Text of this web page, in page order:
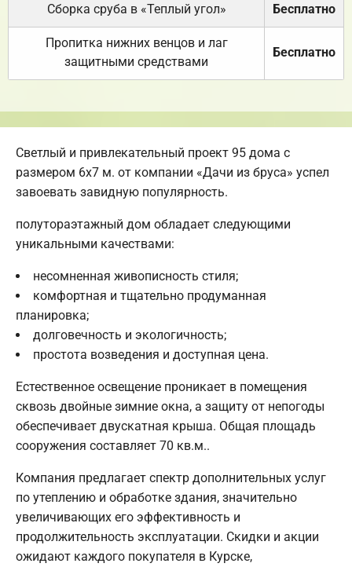
Сборка сруба в «Теплый угол» Бесплатно
Пропитка нижних венцов и лаг
защитными средствами
Бесплатно
Светлый и привлекательный проект 95 дома с
размером 6х7 м. от компании «Дачи из бруса» успел
завоевать завидную популярность.
полутораэтажный дом обладает следующими
уникальными качествами:
несомненная живописность стиля;
комфортная и тщательно продуманная
планировка;
долговечность и экологичность;
простота возведения и доступная цена.
Естественное освещение проникает в помещения
сквозь двойные зимние окна, а защиту от непогоды
обеспечивает двускатная крыша. Общая площадь
сооружения составляет 70 кв.м..
Компания предлагает спектр дополнительных услуг
по утеплению и обработке здания, значительно
увеличивающих его эффективность и
продолжительность эксплуатации. Скидки и акции
ожидают каждого покупателя в Курске,